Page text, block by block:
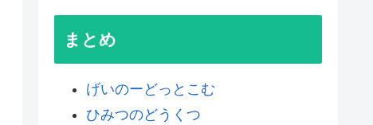
まとめ
げいのーどっとこむ
ひみつのどうくつ